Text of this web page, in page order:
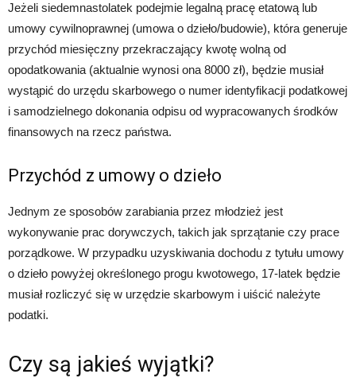
Jeżeli siedemnastolatek podejmie legalną pracę etatową lub
umowy cywilnoprawnej (umowa o dzieło/budowie), która generuje
przychód miesięczny przekraczający kwotę wolną od
opodatkowania (aktualnie wynosi ona 8000 zł), będzie musiał
wystąpić do urzędu skarbowego o numer identyfikacji podatkowej
i samodzielnego dokonania odpisu od wypracowanych środków
finansowych na rzecz państwa.
Przychód z umowy o dzieło
Jednym ze sposobów zarabiania przez młodzież jest
wykonywanie prac dorywczych, takich jak sprzątanie czy prace
porządkowe. W przypadku uzyskiwania dochodu z tytułu umowy
o dzieło powyżej określonego progu kwotowego, 17-latek będzie
musiał rozliczyć się w urzędzie skarbowym i uiścić należyte
podatki.
Czy są jakieś wyjątki?